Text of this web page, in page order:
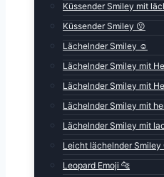
Küssender Smiley mit
Küssender Smiley 😗
Lächelnder Smiley ☺️
Lächelnder Smiley mit
Lächelnder Smiley mit
Lächelnder Smiley mit
Lächelnder Smiley mit
Leicht lächelnder Smiley
Leopard Emoji 🐆